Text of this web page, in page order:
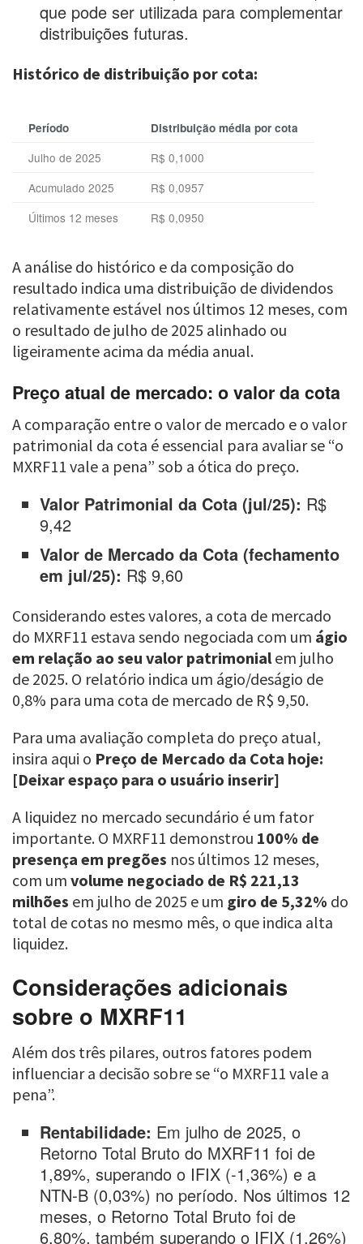
que pode ser utilizada para complementar
distribuições futuras.
Histórico de distribuição por cota:
Período Distribuição média por cota
Julho de 2025
R$ 0,1000
Acumulado 2025
R$ 0,0957
Últimos 12 meses
R$ 0,0950
A análise do histórico e da composição do
resultado indica uma distribuição de dividendos
relativamente estável nos últimos 12 meses, com
o resultado de julho de 2025 alinhado ou
ligeiramente acima da média anual.
Preço atual de mercado: o valor da cota
A comparação entre o valor de mercado e o valor
patrimonial da cota é essencial para avaliar se “o
MXRF11 vale a pena” sob a ótica do preço.
Valor Patrimonial da Cota (jul/25): R$
9,42
Valor de Mercado da Cota (fechamento
em jul/25): R$ 9,60
Considerando estes valores, a cota de mercado
do MXRF11 estava sendo negociada com um ágio
em relação ao seu valor patrimonial em julho
de 2025. O relatório indica um ágio/deságio de
0,8% para uma cota de mercado de R$ 9,50.
Para uma avaliação completa do preço atual,
insira aqui o Preço de Mercado da Cota hoje:
[Deixar espaço para o usuário inserir]
A liquidez no mercado secundário é um fator
importante. O MXRF11 demonstrou 100% de
presença em pregões nos últimos 12 meses,
com um volume negociado de R$ 221,13
milhões em julho de 2025 e um giro de 5,32% do
total de cotas no mesmo mês, o que indica alta
liquidez.
Considerações adicionais
sobre o MXRF11
Além dos três pilares, outros fatores podem
influenciar a decisão sobre se “o MXRF11 vale a
pena”.
Rentabilidade: Em julho de 2025, o
Retorno Total Bruto do MXRF11 foi de
1,89%, superando o IFIX (-1,36%) e a
NTN-B (0,03%) no período. Nos últimos 12
meses, o Retorno Total Bruto foi de
6,80%, também superando o IFIX (1,26%)